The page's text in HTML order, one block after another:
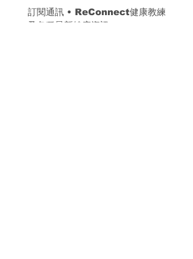
訂閱通訊 • ReConnect健康教練
及各種最新健康資訊